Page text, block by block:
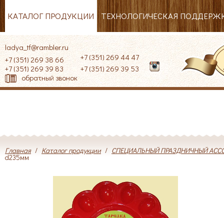
КАТАЛОГ ПРОДУКЦИИ ТЕХНОЛОГИЧЕСКАЯ
ladya_tf@rambler.ru
+7 (351) 269 38 66
+7 (351) 269 39 83
+7 (351) 269 44 47
+7 (351) 269 39 53
обратный звонок
Главная / Каталог продукции / СПЕЦИАЛЬНЫЙ ПРАЗДНИЧНЫЙ
d235мм